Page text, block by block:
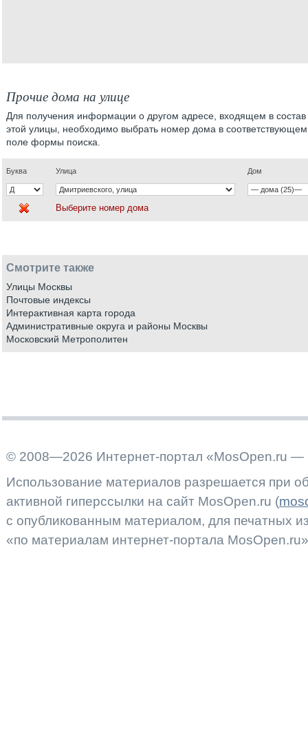
Прочие дома на улице
Для получения информации о другом адресе, входящем в состав
этой улицы, необходимо выбрать номер дома в соответствующем
поле формы поиска.
Буква Улица Дом
Выберите номер дома
Смотрите также
Улицы Москвы
Почтовые индексы
Интерактивная карта города
Административные округа и районы Москвы
Московский Метрополитен
© 2008—2026 Интернет-портал «MosOpen.ru —
Использование материалов разрешается при
активной гиперссылки на сайт MosOpen.ru (
с опубликованным материалом, для печатных
«по материалам интернет-портала